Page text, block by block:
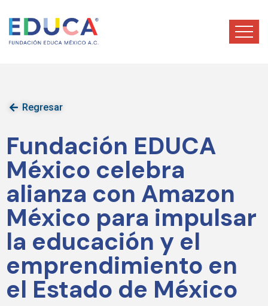
Regresar
Fundación EDUCA
México celebra
alianza con Amazon
México para impulsar
la educación y el
emprendimiento en
el Estado de México